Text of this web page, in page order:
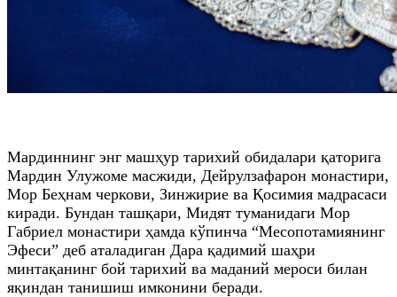
Мардиннинг энг машҳур тарихий обидалари қаторига
Мардин Улужоме масжиди, Дейрулзафарон монастири,
Мор Беҳнам черкови, Зинжирие ва Қосимия мадрасаси
киради. Бундан ташқари, Мидят туманидаги Мор
Габриел монастири ҳамда кўпинча “Месопотамиянинг
Эфеси” деб аталадиган Дара қадимий шаҳри
минтақанинг бой тарихий ва маданий мероси билан
яқиндан танишиш имконини беради.